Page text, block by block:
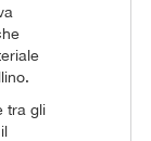
tra gli